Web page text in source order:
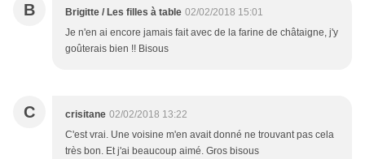
B Brigitte / Les filles à table 02/02/2018 15:01
Je n'en ai encore jamais fait avec de la farine de châtaigne, j'y
goûterais bien !! Bisous
C crisitane 02/02/2018 13:22
C'est vrai. Une voisine m'en avait donné ne trouvant pas cela
très bon. Et j'ai beaucoup aimé. Gros bisous